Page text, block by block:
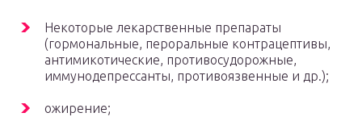
Некоторые лекарственные препараты
(гормональные, пероральные контрацептивы,
антимикотические, противосудорожные,
иммунодепрессанты, противоязвенные и др.);
ожирение;